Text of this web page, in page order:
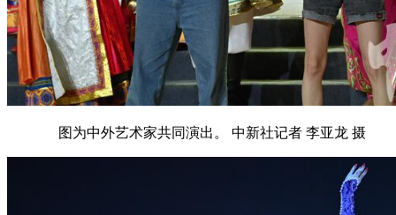
图为中外艺术家共同演出。 中新社记者 李亚龙 摄